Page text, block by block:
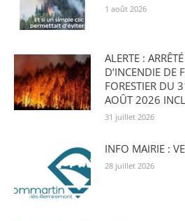
1 août 2026
ALERTE :
D’INCENDIE DE
FORESTIER DU
AOÛT 2026
31 juillet 2026
INFO MAIRIE :
28 juillet 2026